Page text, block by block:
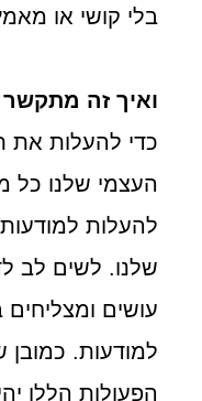
בלי קושי או
ואיך זה מתקשר
כדי להעלות את
העצמי שלנו כל
להעלות
שלנו. לשים לב
עושים
למודעות.
הפעולות הללו